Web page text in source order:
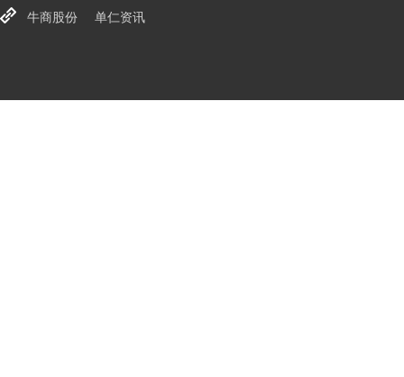
牛商股份 单仁资讯